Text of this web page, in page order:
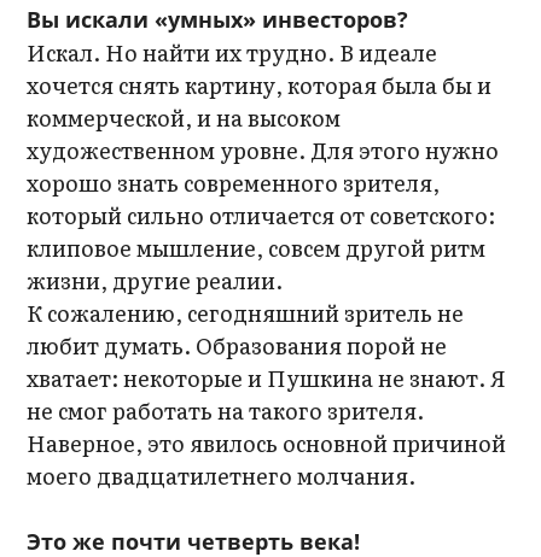
Вы искали «умных» инвесторов?
Искал. Но найти их трудно. В идеале
хочется снять картину, которая была бы и
коммерческой, и на высоком
художественном уровне. Для этого нужно
хорошо знать современного зрителя,
который сильно отличается от советского:
клиповое мышление, совсем другой ритм
жизни, другие реалии.
К сожалению, сегодняшний зритель не
любит думать. Образования порой не
хватает: некоторые и Пушкина не знают. Я
не смог работать на такого зрителя.
Наверное, это явилось основной причиной
моего двадцатилетнего молчания.
Это же почти четверть века!